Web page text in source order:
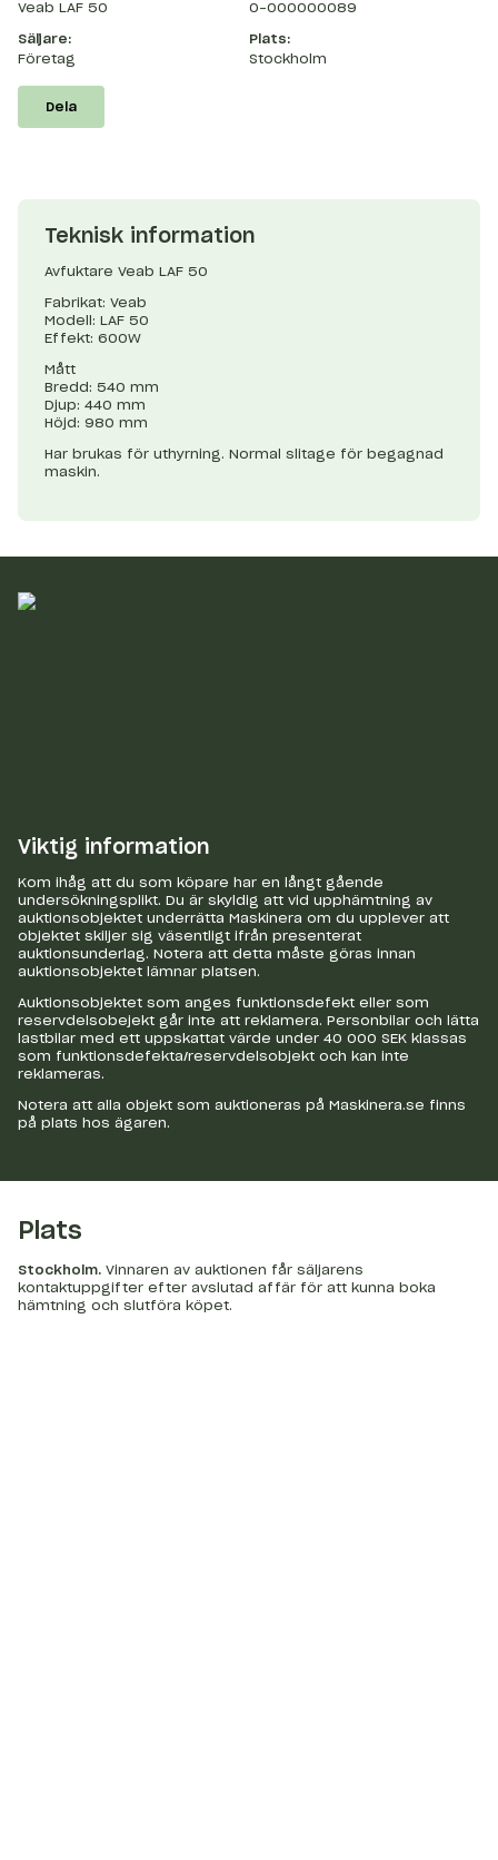
Veab LAF 50
O-000000089
Säljare:
Företag
Plats:
Stockholm
Dela
Teknisk information
Avfuktare Veab LAF 50
Fabrikat: Veab
Modell: LAF 50
Effekt: 600W
Mått
Bredd: 540 mm
Djup: 440 mm
Höjd: 980 mm
Har brukas för uthyrning. Normal slitage för begagnad
maskin.
Viktig information
Kom ihåg att du som köpare har en långt gående
undersökningsplikt. Du är skyldig att vid upphämtning av
auktionsobjektet underrätta Maskinera om du upplever att
objektet skiljer sig väsentligt ifrån presenterat
auktionsunderlag. Notera att detta måste göras innan
auktionsobjektet lämnar platsen.
Auktionsobjektet som anges funktionsdefekt eller som
reservdelsobejekt går inte att reklamera. Personbilar och lätta
lastbilar med ett uppskattat värde under 40 000 SEK klassas
som funktionsdefekta/reservdelsobjekt och kan inte
reklameras.
Notera att alla objekt som auktioneras på Maskinera.se finns
på plats hos ägaren.
Plats
Stockholm. Vinnaren av auktionen får säljarens
kontaktuppgifter efter avslutad affär för att kunna boka
hämtning och slutföra köpet.